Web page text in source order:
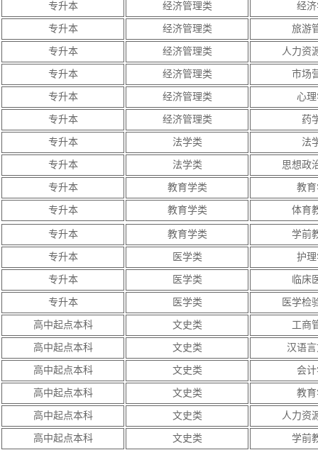
专升本 经济管理类 经
专升本 经济管理类 旅游
专升本 经济管理类 人力资
专升本 经济管理类 市场
专升本 经济管理类 心
专升本 经济管理类 药
专升本 法学类 法
专升本 法学类 思想政
专升本 教育学类 教
专升本 教育学类 体育
专升本 教育学类 学前
专升本 医学类 护
专升本 医学类 临床
专升本 医学类 医学检
高中起点本科 文史类 工商
高中起点本科 文史类 汉语
高中起点本科 文史类 会
高中起点本科 文史类 教
高中起点本科 文史类 人力资
高中起点本科 文史类 学前